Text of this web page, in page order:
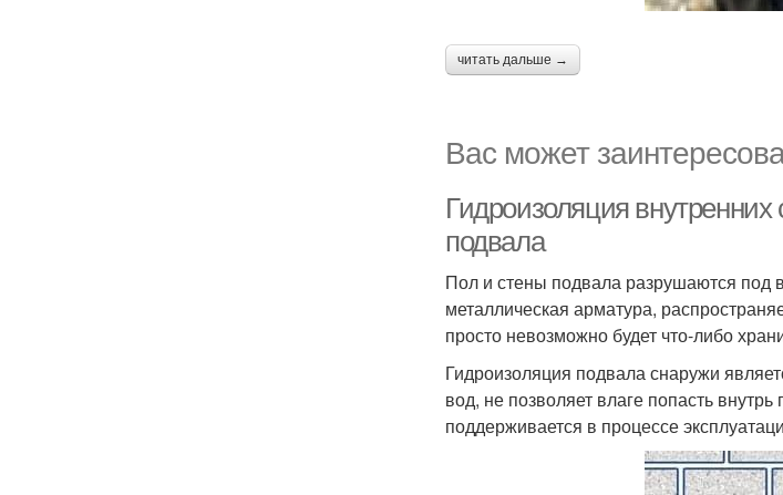
читать дальше →
Вас может
Гидроизоляция
подвала
Пол и стены подвала разрушаются под
металлическая арматура,
просто невозможно будет что-либо
Гидроизоляция подвала снаружи
вод, не позволяет влаге попасть
поддерживается в процессе